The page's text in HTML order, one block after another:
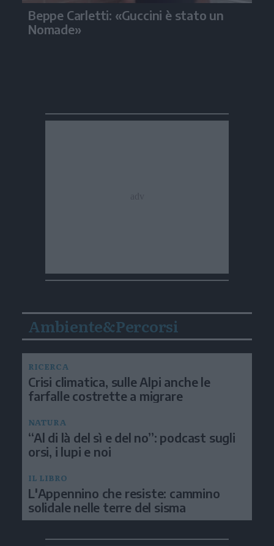
Beppe Carletti: «Guccini è stato un
Nomade»
Ambiente&Percorsi
RICERCA
Crisi climatica, sulle Alpi anche le
farfalle costrette a migrare
NATURA
“Al di là del sì e del no”: podcast sugli
orsi, i lupi e noi
IL LIBRO
L'Appennino che resiste: cammino
solidale nelle terre del sisma